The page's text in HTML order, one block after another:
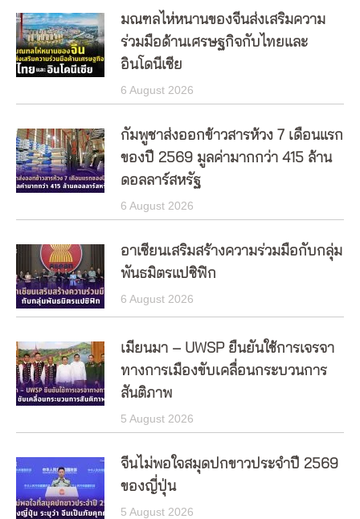
มณฑลไห่หนานของจีนส่งเสริมความ
ร่วมมือด้านเศรษฐกิจกับไทยและ
อินโดนีเซีย
6 August 2026
กัมพูชาส่งออกข้าวสารห้วง 7 เดือนแรก
ของปี 2569 มูลค่ามากกว่า 415 ล้าน
ดอลลาร์สหรัฐ
6 August 2026
อาเซียนเสริมสร้างความร่วมมือกับกลุ่ม
พันธมิตรแปซิฟิก
6 August 2026
เมียนมา – UWSP ยืนยันใช้การเจรจา
ทางการเมืองขับเคลื่อนกระบวนการ
สันติภาพ
5 August 2026
จีนไม่พอใจสมุดปกขาวประจำปี 2569
ของญี่ปุ่น
5 August 2026